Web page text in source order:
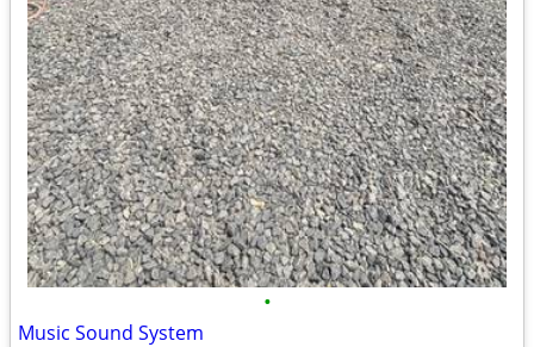
•
Music Sound System